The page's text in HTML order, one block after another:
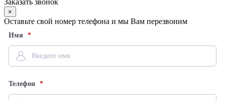
Заказать звонок
×
Оставьте свой номер телефона и мы Вам перезвоним
Имя
Телефон